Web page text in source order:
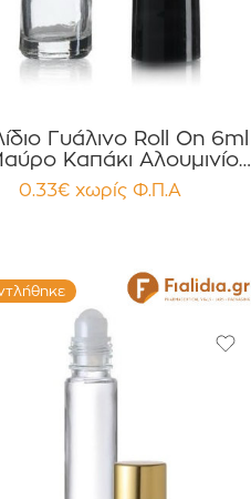
Γυάλινο Roll On 6ml
Καπάκι Αλουμινίου
12 τεμαχίων
0.33€ χωρίς Φ.Π.Α